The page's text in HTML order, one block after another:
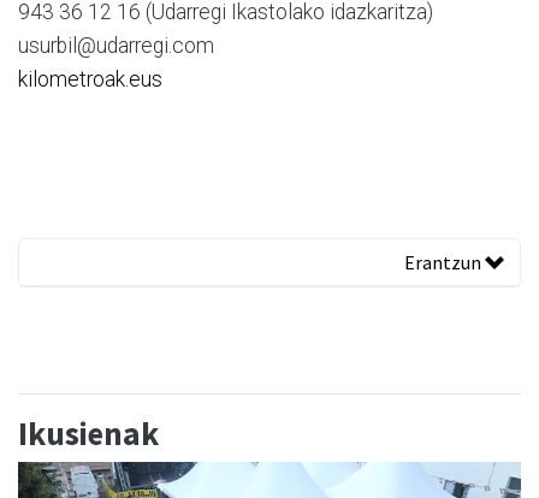
943 36 12 16 (Udarregi Ikastolako idazkaritza)
usurbil@udarregi.com
kilometroak.eus
Erantzun
Ikusienak